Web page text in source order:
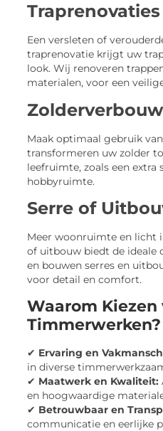
Traprenovaties
Een versleten of
traprenovatie krijgt uw
look. Wij renoveren
materialen, voor een
Maak optimaal gebruik
transformeren uw zolder
leefruimte, zoals een extra
hobbyruimte.
Serre of
Meer woonruimte en licht
of uitbouw biedt de ideale
en bouwen serres en
voor detail en comfort.
Waarom Kiezen
Timmerwerken?
✔ Ervaring en
in diverse
✔ Maatwerk en Kwaliteit:
en hoogwaardige
✔ Betrouwbaar en
communicatie en eerlijke